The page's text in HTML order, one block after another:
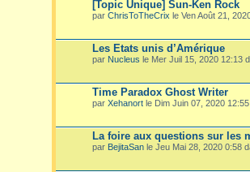
[Topic Unique] Sun-Ken Rock
par ChrisToTheCrix le Ven Août 21,
Les Etats unis d’Amérique
par Nucleus le Mer Juil 15, 2020 12:13
Time Paradox Ghost Writer
par Xehanort le Dim Juin 07, 2020
La foire aux questions sur les
par BejitaSan le Jeu Mai 28, 2020 0:58